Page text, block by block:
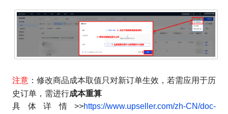
注意 ：修改商品成本取值只对新订单生效，若需应用于历
史订单，需进行成本重算
具体详情>>https://www.upseller.com/zh-CN/doc-